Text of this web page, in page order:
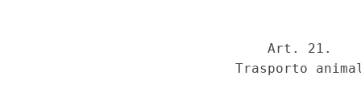
                              Art. 21.
Trasporto